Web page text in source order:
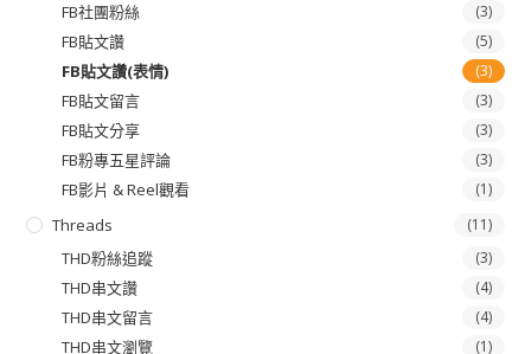
FB社團粉絲 (3)
FB貼文讚 (5)
FB貼文讚(表情) (3)
FB貼文留言 (3)
FB貼文分享 (3)
FB粉專五星評論 (3)
FB影片 & Reel觀看 (1)
Threads (11)
THD粉絲追蹤 (3)
THD串文讚 (4)
THD串文留言 (4)
THD串文瀏覽 (1)